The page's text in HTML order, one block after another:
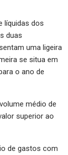
líquidas dos
duas
uma ligeira
se situa em
o ano de
médio de
superior ao
de gastos com